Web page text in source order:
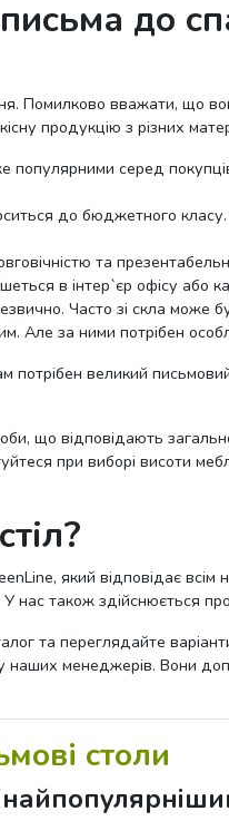
до
Помилково вважати, що
продукцію з різних
серед
до бюджетного
та
в інтер`єр офісу або
Часто зі скла може
Але за ними потрібен
великий
що відповідають
при виборі висоти
який відповідає
нас також здійснюється
та переглядайте
менеджерів. Вони
столи